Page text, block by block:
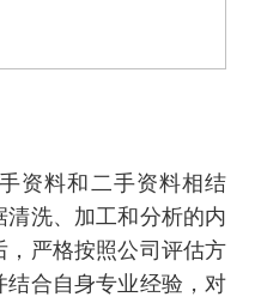
资料和二手资料相结
洗、加工和分析的内
严格按照公司评估方
合自身专业经验，对